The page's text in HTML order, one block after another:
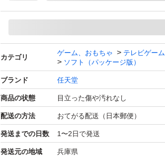
カテゴリ
ゲーム、おもちゃ テレビゲーム
ソフト（パッケージ版）
ブランド 任天堂
商品の状態 目立った傷や汚れなし
配送の方法 おてがる配送（日本郵便）
発送までの日数 1〜2日で発送
発送元の地域 兵庫県